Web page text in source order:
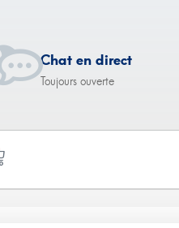
Chat en direct
Toujours ouverte